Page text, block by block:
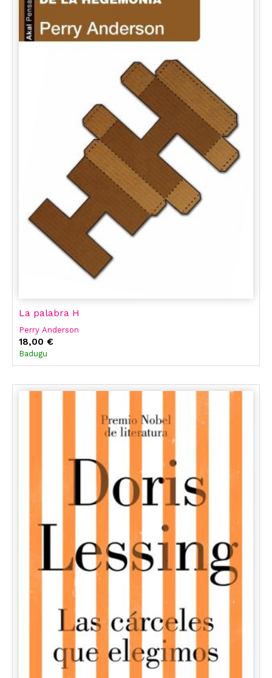
La palabra H
Perry Anderson
18,00 €
Badugu